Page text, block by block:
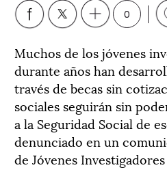
0
Muchos de los jóvenes
durante años han
través de becas sin
sociales seguirán sin
a la Seguridad Social de
denunciado en un
de Jóvenes Investigadores